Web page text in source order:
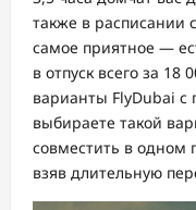
также в расписании
самое приятное —
в отпуск всего за 18
варианты FlyDubai с
выбираете такой
совместить в одном
взяв длительную